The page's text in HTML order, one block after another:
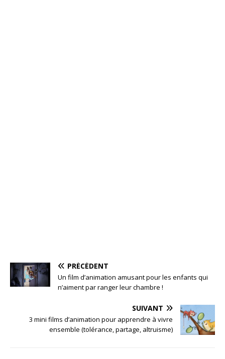
PRÉCÉDENT
Un film d’animation amusant pour les enfants qui
n’aiment par ranger leur chambre !
SUIVANT
3 mini films d’animation pour apprendre à vivre
ensemble (tolérance, partage, altruisme)